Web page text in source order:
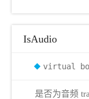
IsAudio
virtual
是否为音频